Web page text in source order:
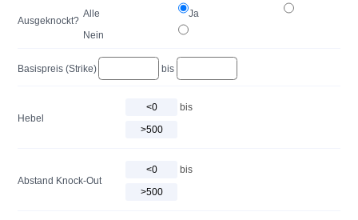
Ausgeknockt?
Alle
Ja
Nein
Basispreis (Strike) bis
Hebel
bis
Abstand Knock-Out
bis